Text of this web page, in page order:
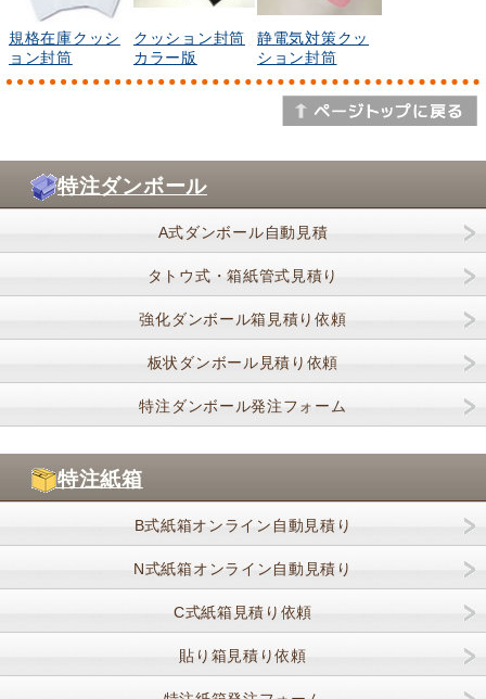
規格在庫クッシ
ョン封筒
クッション封筒
カラー版
静電気対策クッ
ション封筒
特注ダンボール
A式ダンボール自動見積
タトウ式・箱紙管式見積り
強化ダンボール箱見積り依頼
板状ダンボール見積り依頼
特注ダンボール発注フォーム
特注紙箱
B式紙箱オンライン自動見積り
N式紙箱オンライン自動見積り
C式紙箱見積り依頼
貼り箱見積り依頼